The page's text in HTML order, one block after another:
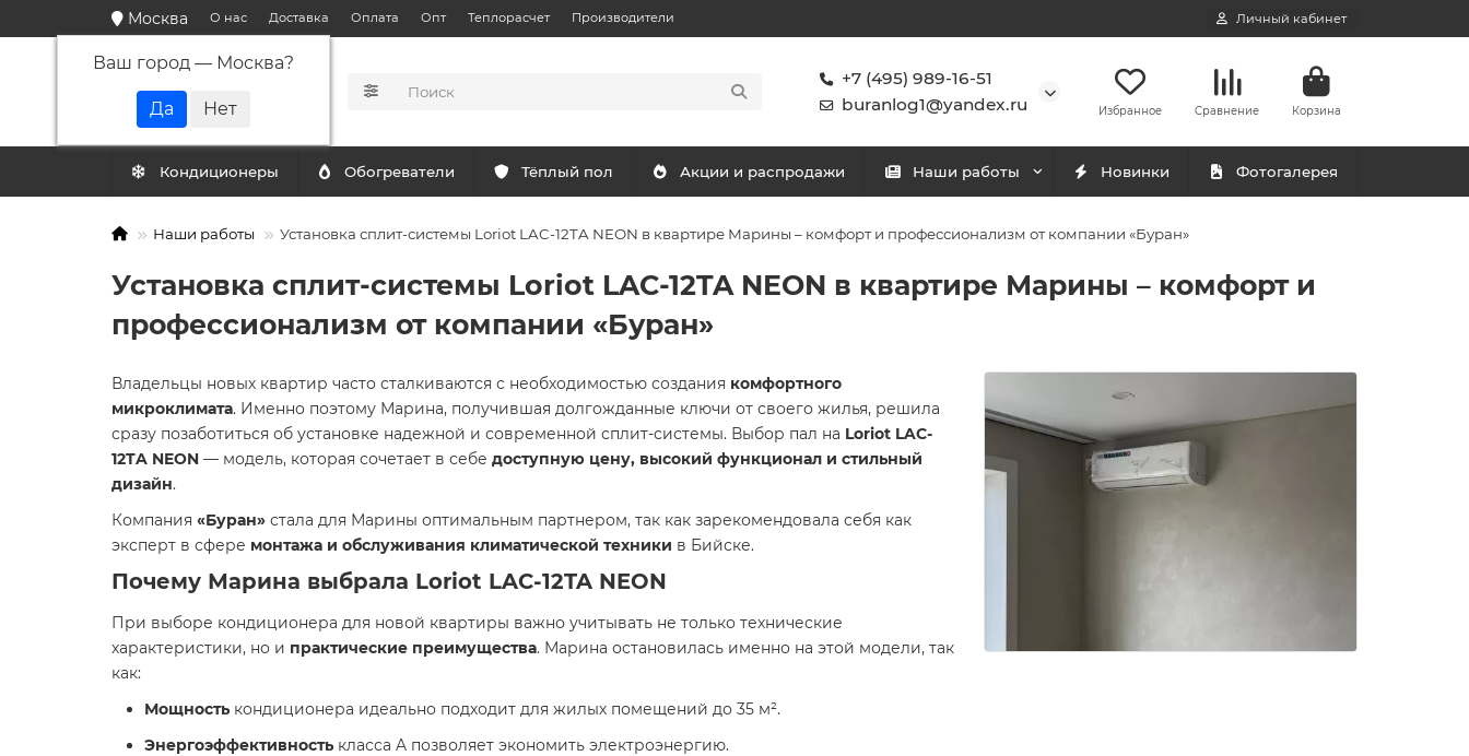
Москва
Ваш город — Москва?
О нас Доставка Оплата Опт Теплорасчет Производители Личный кабинет
+7 (495) 989-16-51
buranlog1@yandex.ru
Избранное Сравнение Корзина
Кондиционеры Обогреватели Тёплый пол Акции и распродажи Наши работы Новинки Фотогалерея
Наши работы Установка сплит-системы Loriot LAC-12TA NEON в квартире Марины – комфорт и профессионализм от компании «Буран»
Установка сплит-системы Loriot LAC-12TA NEON в квартире Марины – комфорт и
профессионализм от компании «Буран»
Владельцы новых квартир часто сталкиваются с необходимостью создания комфортного
микроклимата. Именно поэтому Марина, получившая долгожданные ключи от своего жилья, решила
сразу позаботиться об установке надежной и современной сплит-системы. Выбор пал на Loriot LAC-
12TA NEON — модель, которая сочетает в себе доступную цену, высокий функционал и стильный
дизайн.
Компания «Буран» стала для Марины оптимальным партнером, так как зарекомендовала себя как
эксперт в сфере монтажа и обслуживания климатической техники в Бийске.
Почему Марина выбрала Loriot LAC-12TA NEON
При выборе кондиционера для новой квартиры важно учитывать не только технические
характеристики, но и практические преимущества. Марина остановилась именно на этой модели, так
как:
Мощность кондиционера идеально подходит для жилых помещений до 35 м².
Энергоэффективность класса A позволяет экономить электроэнергию.